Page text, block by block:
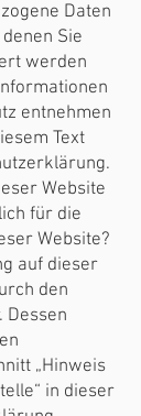
Daten
Sie
werden
entnehmen
Text
Website
für die
Website?
auf dieser
den
Dessen
„Hinweis
in dieser